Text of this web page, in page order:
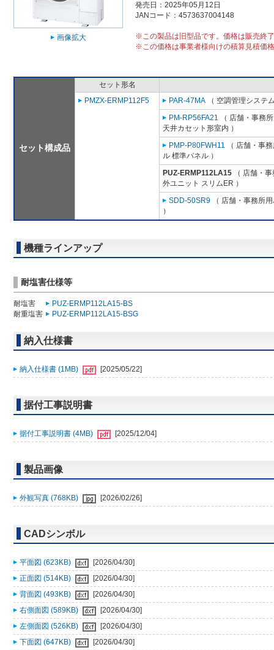
画像拡大
発売日：2025年05月12日
JANコード：4573637004148
※この製品は旧型品です。価格は販売終
※この価格は事業者様向けの積算見積価
セット構成品
セット形名
PMZX-ERMP112F5
PAR-47MA （ 空調管理システ
PM-RP56FA21 （ 店舗・事務
天井カセット形室内 ）
PMP-P80FWH11 （ 店舗・事
ル 標準パネル ）
PUZ-ERMP112LA15 （ 店舗・
外ユニット スリムER ）
SDD-50SR9 （ 店舗・事務所
）
機種ラインアップ
耐塩害仕様等
耐塩害
PUZ-ERMP112LA15-BS
耐重塩害
PUZ-ERMP112LA15-BSG
納入仕様書
納入仕様書 (1MB) [2025/05/22]
据付工事説明書
据付工事説明書 (4MB) [2025/12/04]
製品画像
外観写真 (768KB) [2026/02/26]
CADシンボル
平面図 (623KB)
[2026/04/30]
正面図 (514KB)
[2026/04/30]
背面図 (493KB)
[2026/04/30]
右側面図 (589KB)
[2026/04/30]
左側面図 (526KB)
[2026/04/30]
下面図 (647KB)
[2026/04/30]